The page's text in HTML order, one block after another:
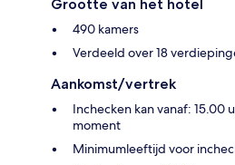
Grootte van het hotel
490 kamers
Verdeeld over 18
Aankomst/vertrek
Inchecken kan vanaf: 15.00
moment
Minimumleeftijd voor